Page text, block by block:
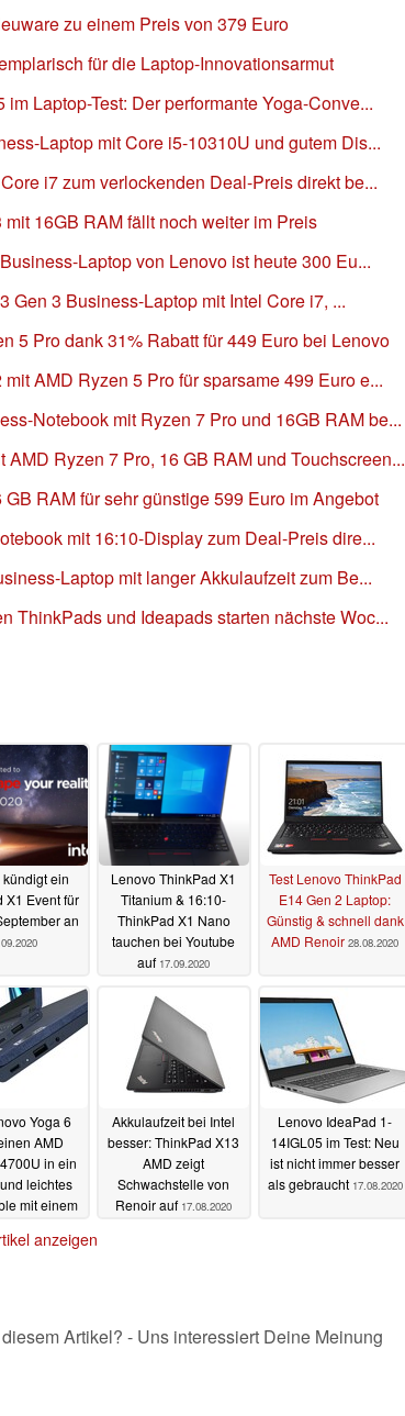
zu einem Preis von 379 Euro
für die Laptop-Innovationsarmut
Laptop-Test: Der performante Yoga-Conve...
Laptop mit Core i5-10310U und gutem Dis...
i7 zum verlockenden Deal-Preis direkt be...
16GB RAM fällt noch weiter im Preis
Laptop von Lenovo ist heute 300 Eu...
Gen 3 Business-Laptop mit Intel Core i7, ...
5 Pro dank 31% Rabatt für 449 Euro bei Lenovo
AMD Ryzen 5 Pro für sparsame 499 Euro e...
Notebook mit Ryzen 7 Pro und 16GB RAM be...
Ryzen 7 Pro, 16 GB RAM und Touchscreen...
RAM für sehr günstige 599 Euro im Angebot
mit 16:10-Display zum Deal-Preis dire...
Laptop mit langer Akkulaufzeit zum Be...
ThinkPads und Ideapads starten nächste Woc...
ein
X1 Event für
an
Lenovo ThinkPad X1
Titanium & 16:10-
ThinkPad X1 Nano
tauchen bei Youtube
auf 17.09.2020
Test Lenovo ThinkPad
E14 Gen 2 Laptop:
Günstig & schnell dank
AMD Renoir 28.08.2020
Yoga 6
AMD
in ein
leichtes
mit einem
Akkulaufzeit bei Intel
besser: ThinkPad X13
AMD zeigt
Schwachstelle von
Renoir auf 17.08.2020
Lenovo IdeaPad 1-
14IGL05 im Test: Neu
ist nicht immer besser
als gebraucht 17.08.2020
anzeigen
Artikel? - Uns interessiert Deine Meinung